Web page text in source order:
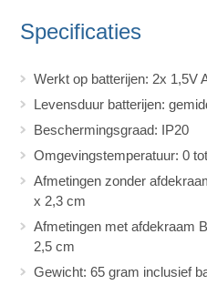
Specificaties
Werkt op batterijen: 2x 1,5V
Levensduur batterijen:
Beschermingsgraad: IP20
Omgevingstemperatuur: 0
Afmetingen zonder
x 2,3 cm
Afmetingen met afdekraam
2,5 cm
Gewicht: 65 gram inclusief